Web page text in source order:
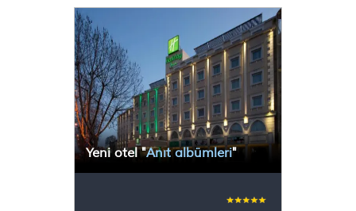
Yeni otel "Anıt albümleri"